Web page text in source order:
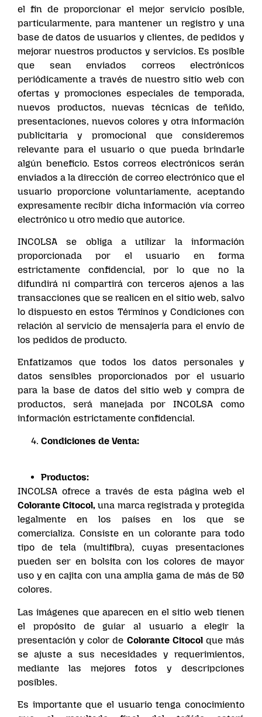
el fin de proporcionar el mejor servicio posible,
particularmente, para mantener un registro y una
base de datos de usuarios y clientes, de pedidos y
mejorar nuestros productos y servicios. Es posible
que sean enviados correos electrónicos
periódicamente a través de nuestro sitio web con
ofertas y promociones especiales de temporada,
nuevos productos, nuevas técnicas de teñido,
presentaciones, nuevos colores y otra información
publicitaria y promocional que consideremos
relevante para el usuario o que pueda brindarle
algún beneficio. Estos correos electrónicos serán
enviados a la dirección de correo electrónico que el
usuario proporcione voluntariamente, aceptando
expresamente recibir dicha información vía correo
electrónico u otro medio que autorice.
INCOLSA se obliga a utilizar la información
proporcionada por el usuario en forma
estrictamente confidencial, por lo que no la
difundirá ni compartirá con terceros ajenos a las
transacciones que se realicen en el sitio web, salvo
lo dispuesto en estos Términos y Condiciones con
relación al servicio de mensajería para el envío de
los pedidos de producto.
Enfatizamos que todos los datos personales y
datos sensibles proporcionados por el usuario
para la base de datos del sitio web y compra de
productos, será manejada por INCOLSA como
información estrictamente confidencial.
Condiciones de Venta:
Productos:
INCOLSA ofrece a través de esta página web el
Colorante Citocol,una marca registrada y protegida
legalmente en los países en los que se
comercializa. Consiste en un colorante para todo
tipo de tela (multifibra), cuyas presentaciones
pueden ser en bolsita con los colores de mayor
uso y en cajita con una amplia gama de más de 50
colores.
Las imágenes que aparecen en el sitio web tienen
el propósito de guiar al usuario a elegir la
presentación y color de Colorante Citocolque más
se ajuste a sus necesidades y requerimientos,
mediante las mejores fotos y descripciones
posibles.
Es importante que el usuario tenga conocimiento